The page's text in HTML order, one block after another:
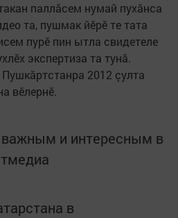
паллăсем нумай пухăнса
та, пушмак йӗрӗ те тата
пурӗ пин ытла свидетеле
экспертиза та тунă.
2012 çулта
вӗлернӗ.
и интересным в
в